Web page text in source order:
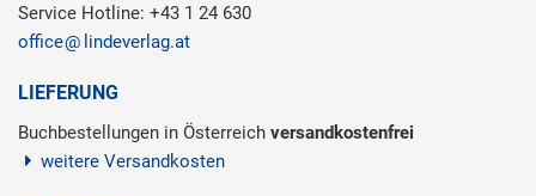
Service Hotline: +43 1 24 630
office
lindeverlag.at
LIEFERUNG
Buchbestellungen in Österreich versandkostenfrei
weitere Versandkosten